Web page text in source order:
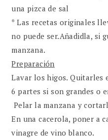
una pizca de sal
* Las recetas originales
no puede ser.Añadidla, si
manzana.
Preparación
Lavar los higos.
6 partes si son grandes o
Pelar la manzana y
En una cacerola, poner a
vinagre de vino blanco.